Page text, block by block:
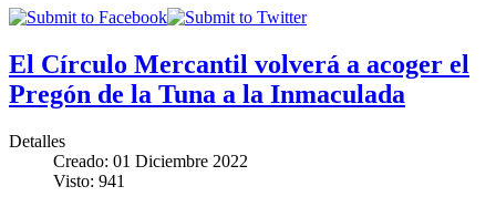
El Círculo Mercantil volverá a acoger el
Pregón de la Tuna a la Inmaculada
Detalles
Creado: 01 Diciembre 2022
Visto: 941